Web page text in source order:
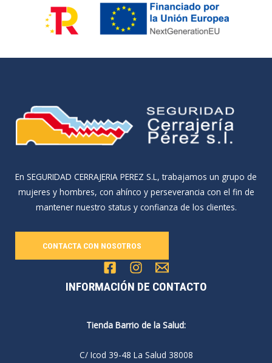
En SEGURIDAD CERRAJERIA PEREZ S.L, trabajamos un grupo de
mujeres y hombres, con ahínco y perseverancia con el fin de
mantener nuestro status y confianza de los clientes.
CONTACTA CON NOSOTROS
INFORMACIÓN DE CONTACTO
Tienda Barrio de la Salud:
C/ Icod 39-48 La Salud 38008